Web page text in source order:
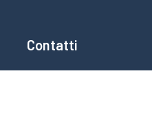
Contatti